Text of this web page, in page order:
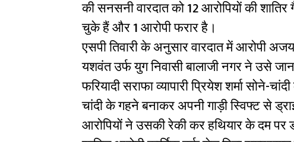
की सनसनी वारदात को 12 आरोपियों की
चुके हैं और 1 आरोपी फरार है।
एसपी तिवारी के अनुसार वारदात में आरोपी
यशवंत उर्फ युग निवासी बालाजी नगर ने उसे
फरियादी सराफा व्यापारी प्रियेश शर्मा सोने-
चांदी के गहने बनाकर अपनी गाड़ी स्विफ्ट से
आरोपियों ने उसकी रेकी कर हथियार के दम